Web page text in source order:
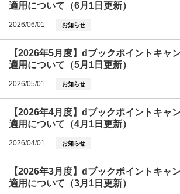
適用について（6月1日更新）
2026/06/01 お知らせ
【2026年5月度】dブックポイントキャ
適用について（5月1日更新）
2026/05/01 お知らせ
【2026年4月度】dブックポイントキャ
適用について（4月1日更新）
2026/04/01 お知らせ
【2026年3月度】dブックポイントキャ
適用について（3月1日更新）